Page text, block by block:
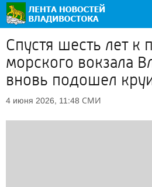
Спустя шесть лет к
морского вокзала
вновь подошел
4 июня 2026, 11:48 СМИ